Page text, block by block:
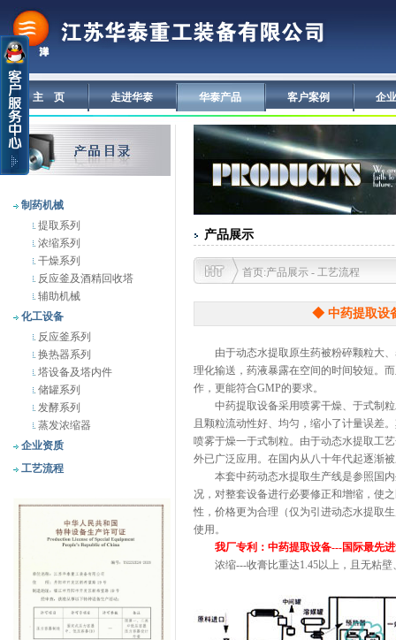
主 页 走进华泰 华泰产品 客户案例 企
制药机械
提取系列
浓缩系列
干燥系列
反应釜及酒精回收塔
辅助机械
化工设备
反应釜系列
换热器系列
塔设备及塔内件
储罐系列
发酵系列
蒸发浓缩器
企业资质
工艺流程
产品展示
首页:产品展示 - 工艺流程
◆ 中药提取设
由于动态水提取原生药被粉碎颗粒大、
理化输送，药液暴露在空间的时间较短。
作，更能符合GMP的要求。
中药提取设备采用喷雾干燥、于式制粒
且颗粒流动性好、均匀，缩小了计量误差
喷雾于燥一于式制粒。由于动态水提取工
外已广泛应用。在国内从八十年代起逐渐
本套中药动态水提取生产线是参照国内
况，对整套设备进行必要修正和增缩，使
性，价格更为合理（仅为引进动态水提取
使用。
我厂专利：中药提取设备---国际最先
浓缩---收膏比重达1.45以上，且无粘壁